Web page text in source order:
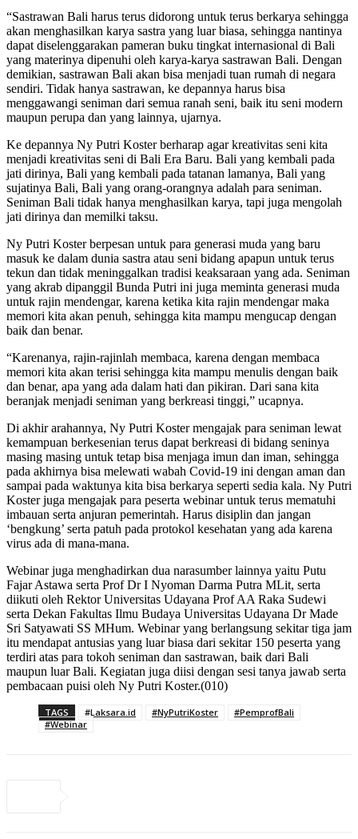
“Sastrawan Bali harus terus didorong untuk terus berkarya sehingga
akan menghasilkan karya sastra yang luar biasa, sehingga nantinya
dapat diselenggarakan pameran buku tingkat internasional di Bali
yang materinya dipenuhi oleh karya-karya sastrawan Bali. Dengan
demikian, sastrawan Bali akan bisa menjadi tuan rumah di negara
sendiri. Tidak hanya sastrawan, ke depannya harus bisa
menggawangi seniman dari semua ranah seni, baik itu seni modern
maupun perupa dan yang lainnya, ujarnya.
Ke depannya Ny Putri Koster berharap agar kreativitas seni kita
menjadi kreativitas seni di Bali Era Baru. Bali yang kembali pada
jati dirinya, Bali yang kembali pada tatanan lamanya, Bali yang
sujatinya Bali, Bali yang orang-orangnya adalah para seniman.
Seniman Bali tidak hanya menghasilkan karya, tapi juga mengolah
jati dirinya dan memilki taksu.
Ny Putri Koster berpesan untuk para generasi muda yang baru
masuk ke dalam dunia sastra atau seni bidang apapun untuk terus
tekun dan tidak meninggalkan tradisi keaksaraan yang ada. Seniman
yang akrab dipanggil Bunda Putri ini juga meminta generasi muda
untuk rajin mendengar, karena ketika kita rajin mendengar maka
memori kita akan penuh, sehingga kita mampu mengucap dengan
baik dan benar.
“Karenanya, rajin-rajinlah membaca, karena dengan membaca
memori kita akan terisi sehingga kita mampu menulis dengan baik
dan benar, apa yang ada dalam hati dan pikiran. Dari sana kita
beranjak menjadi seniman yang berkreasi tinggi,” ucapnya.
Di akhir arahannya, Ny Putri Koster mengajak para seniman lewat
kemampuan berkesenian terus dapat berkreasi di bidang seninya
masing masing untuk tetap bisa menjaga imun dan iman, sehingga
pada akhirnya bisa melewati wabah Covid-19 ini dengan aman dan
sampai pada waktunya kita bisa berkarya seperti sedia kala. Ny Putri
Koster juga mengajak para peserta webinar untuk terus mematuhi
imbauan serta anjuran pemerintah. Harus disiplin dan jangan
‘bengkung’ serta patuh pada protokol kesehatan yang ada karena
virus ada di mana-mana.
Webinar juga menghadirkan dua narasumber lainnya yaitu Putu
Fajar Astawa serta Prof Dr I Nyoman Darma Putra MLit, serta
diikuti oleh Rektor Universitas Udayana Prof AA Raka Sudewi
serta Dekan Fakultas Ilmu Budaya Universitas Udayana Dr Made
Sri Satyawati SS MHum. Webinar yang berlangsung sekitar tiga jam
itu mendapat antusias yang luar biasa dari sekitar 150 peserta yang
terdiri atas para tokoh seniman dan sastrawan, baik dari Bali
maupun luar Bali. Kegiatan juga diisi dengan sesi tanya jawab serta
pembacaan puisi oleh Ny Putri Koster.(010)
TAGS #Laksara.id #NyPutriKoster
#PemprofBali
#Webinar